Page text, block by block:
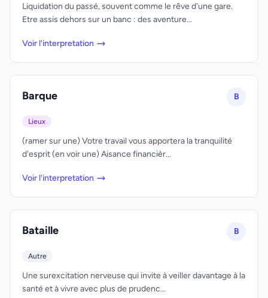
Liquidation du passé, souvent comme le rêve d'une gare.
Etre assis dehors sur un banc : des aventure...
Voir l'interpretation
Barque B
Lieux
(ramer sur une) Votre travail vous apportera la tranquilité
d'esprit (en voir une) Aisance financièr...
Voir l'interpretation
Bataille B
Autre
Une surexcitation nerveuse qui invite à veiller davantage à la
santé et à vivre avec plus de prudenc...